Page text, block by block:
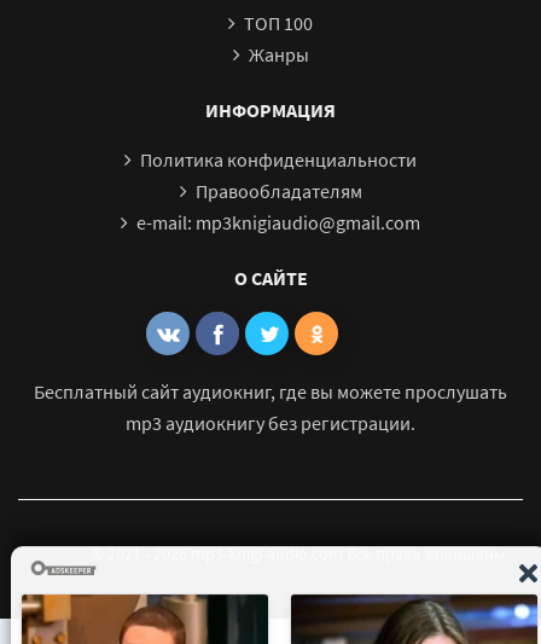
ТОП 100
Жанры
ИНФОРМАЦИЯ
Политика конфиденциальности
Правообладателям
e-mail: mp3knigiaudio@gmail.com
О САЙТЕ
Бесплатный сайт аудиокниг, где вы можете прослушать
mp3 аудиокнигу без регистрации.
© 2021 - 2026 mp3-knigi-audio.com Все права защищены